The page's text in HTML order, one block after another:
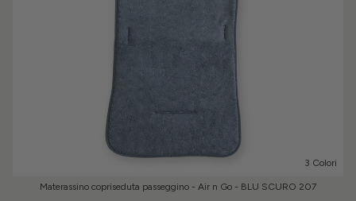
3 Colori
Materassino copriseduta passeggino - Air n Go - BLU SCURO 207